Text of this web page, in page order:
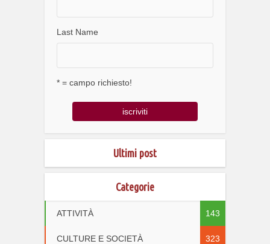
Last Name
* = campo richiesto!
Ultimi post
Categorie
ATTIVITÀ 143
CULTURE E SOCIETÀ 323